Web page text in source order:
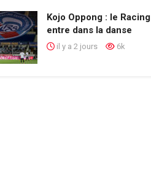
Kojo Oppong : le Racing
entre dans la danse
il y a 2 jours 6k